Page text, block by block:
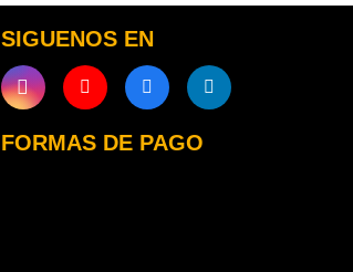
SIGUENOS EN
FORMAS DE PAGO